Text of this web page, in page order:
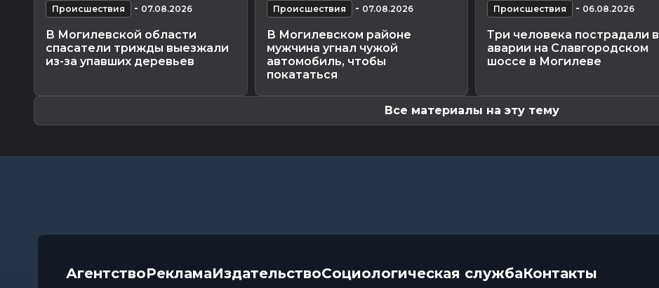
Происшествия - 07.08.2026
В Могилевской области
спасатели трижды выезжали
из-за упавших деревьев
Происшествия - 07.08.2026
В Могилевском районе
мужчина угнал чужой
автомобиль, чтобы
покататься
Происшествия - 06.08.2026
Три человека пострадали в
аварии на Славгородском
шоссе в Могилеве
Все материалы на эту тему
АгентствоРекламаИздательствоСоциологическая службаКонтакты